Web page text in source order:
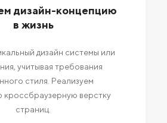
дизайн-концепцию
в жизнь
дизайн системы или
учитывая требования
стиля. Реализуем
кроссбраузерную верстку
страниц.